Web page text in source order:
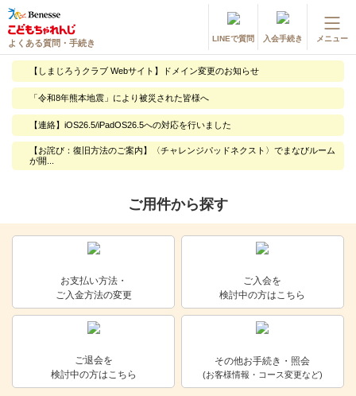
よくある質問・手続き LINEで質問 入会手続き メニュー
登録情報の変更・各種お手続き
会員ページへログイン
お客様サポート(手続き・照会)
よくある質問・お問い合わせ
進研ゼミ 小学講座
進研ゼミ 中学講座 中高一貫
【しまじろうクラブ Webサイト】ドメイン変更のお知らせ
「令和8年熊本地震」により被災された皆様へ
【連絡】iOS26.5/iPadOS26.5への対応を行いました
【お詫び：復旧方法のご案内】〈チャレンジパッドネクスト〉でまなびルーム
が開...
ご用件から探す
お支払い方法・
ご入金方法の変更
ご入会を
検討中の方はこちら
ご退会を
検討中の方はこちら
その他お手続き・照会
(お客様情報・コース変更など)